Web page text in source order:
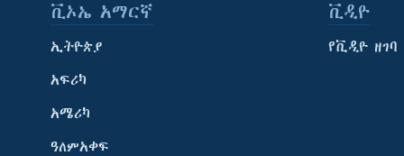
ቪኦኤ አማርኛ
ኢትዮጵያ
አፍሪካ
አሜሪካ
ዓለምአቀፍ
ቪዲዮ
የቪዲዮ ዘገባ